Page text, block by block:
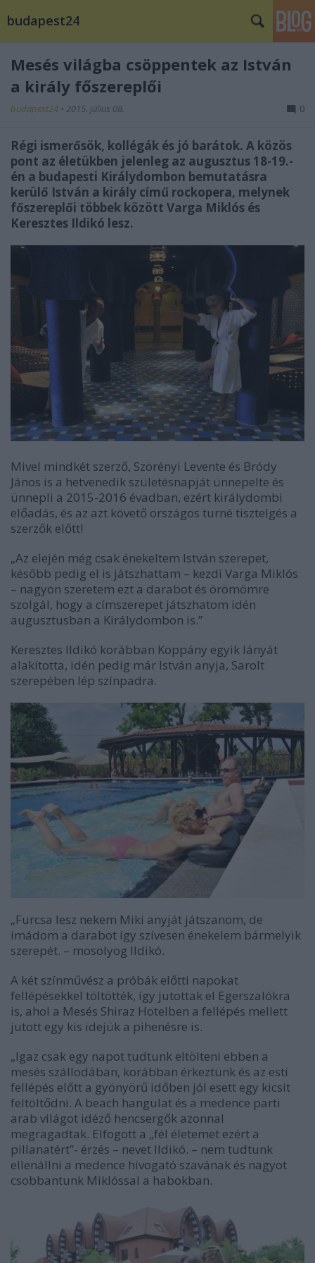
budapest24
Mesés világba csöppentek az István
a király főszereplői
budapest24 • 2015. július 08. 0
Régi ismerősök, kollégák és jó barátok. A közös
pont az életükben jelenleg az augusztus 18-19.-
én a budapesti Királydombon bemutatásra
kerülő István a király című rockopera, melynek
főszereplői többek között Varga Miklós és
Keresztes Ildikó lesz.
Mivel mindkét szerző, Szörényi Levente és Bródy
János is a hetvenedik születésnapját ünnepelte és
ünnepli a 2015-2016 évadban, ezért királydombi
előadás, és az azt követő országos turné tisztelgés a
szerzők előtt!
„Az elején még csak énekeltem István szerepet,
később pedig el is játszhattam – kezdi Varga Miklós
– nagyon szeretem ezt a darabot és örömömre
szolgál, hogy a címszerepet játszhatom idén
augusztusban a Királydombon is.”
Keresztes Ildikó korábban Koppány egyik lányát
alakította, idén pedig már István anyja, Sarolt
szerepében lép színpadra.
„Furcsa lesz nekem Miki anyját játszanom, de
imádom a darabot így szívesen énekelem bármelyik
szerepét. – mosolyog Ildikó.
A két színművész a próbák előtti napokat
fellépésekkel töltötték, így jutottak el Egerszalókra
is, ahol a Mesés Shiraz Hotelben a fellépés mellett
jutott egy kis idejük a pihenésre is.
„Igaz csak egy napot tudtunk eltölteni ebben a
mesés szállodában, korábban érkeztünk és az esti
fellépés előtt a gyönyörű időben jól esett egy kicsit
feltöltődni. A beach hangulat és a medence parti
arab világot idéző hencsergők azonnal
megragadtak. Elfogott a „fél életemet ezért a
pillanatért”- érzés – nevet Ildikó. – nem tudtunk
ellenállni a medence hívogató szavának és nagyot
csobbantunk Miklóssal a habokban.